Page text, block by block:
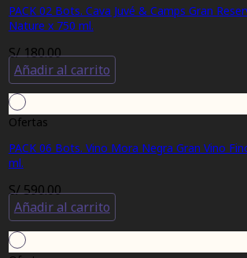
PACK 02 Bots. Cava Juvé & Camps Gran
Nature x 750 ml.
S/180.00
Añadir al carrito
Ofertas
PACK 06 Bots. Vino Mora Negra Gran Vino
ml.
S/590.00
Añadir al carrito